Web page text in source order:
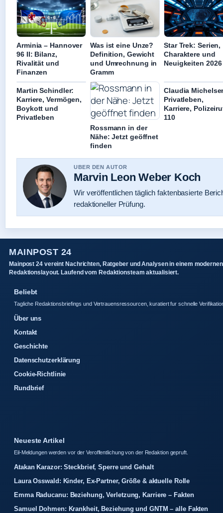
Arminia – Hannover
96 II: Bilanz,
Rivalität und
Finanzen
Was ist eine Unze?
Definition, Gewicht
und Umrechnung in
Gramm
Star Trek: Serien,
Charaktere und
Neuigkeiten 2026
Martin Schindler:
Karriere, Vermögen,
Boykott und
Privatleben
Rossmann in der
Nähe: Jetzt geöffnet
finden
Claudia
Privatleben,
Karriere,
110
UBER DEN AUTOR
Marvin Leon Weber Koch
Wir veröffentlichen täglich faktenbasierte
redaktioneller Prüfung.
MAINPOST 24
Mainpost 24 vereint Nachrichten, Ratgeber und Analysen in einem modernen
Redaktionslayout. Laufend vom Redaktionsteam aktualisiert.
Beliebt
Tagliche Redaktionsbriefings und Vertrauensressourcen, kuratiert fur schnelle
Über uns
Kontakt
Geschichte
Datenschutzerklärung
Cookie-Richtlinie
Rundbrief
Neueste Artikel
Eil-Meldungen werden vor der Veroffentlichung von der Redaktion gepruft.
Atakan Karazor: Steckbrief, Sperre und Gehalt
Laura Osswald: Kinder, Ex-Partner, Größe & aktuelle Rolle
Emma Raducanu: Beziehung, Verletzung, Karriere – Fakten
Samuel Dohmen: Krankheit, Beziehung und GNTM – alle Fakten